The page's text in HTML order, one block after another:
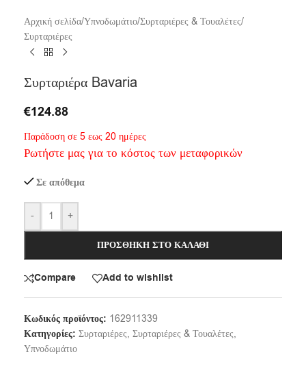
Αρχική σελίδα/Υπνοδωμάτιο/Συρταριέρες & Τουαλέτες/
Συρταριέρες
Συρταριέρα Bavaria
€124.88
Παράδοση σε 5 εως 20 ημέρες
Ρωτήστε μας για το κόστος των μεταφορικών
Σε απόθεμα
- +
ΠΡΟΣΘΉΚΗ ΣΤΟ ΚΑΛΆΘΙ
Compare Add to wishlist
Κωδικός προϊόντος: 162911339
Κατηγορίες: Συρταριέρες, Συρταριέρες & Τουαλέτες,
Υπνοδωμάτιο